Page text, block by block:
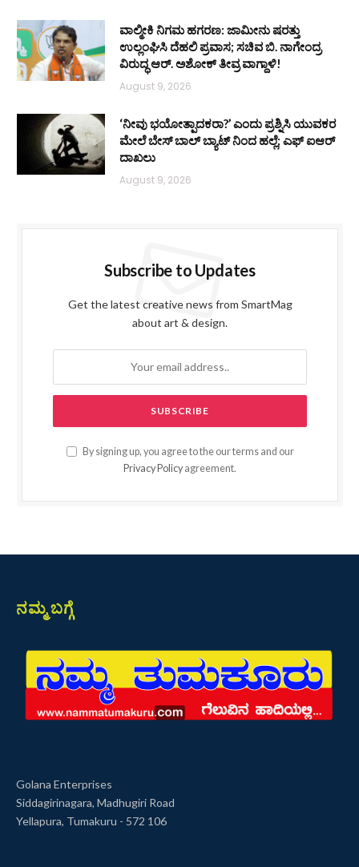
ವಾಲ್ಮೀಕಿ ನಿಗಮ ಹಗರಣ: ಜಾಮೀನು ಷರತ್ತು
ಉಲ್ಲಂಘಿಸಿ ದೆಹಲಿ ಪ್ರವಾಸ; ಸಚಿವ ಬಿ. ನಾಗೇಂದ್ರ
ವಿರುದ್ಧ ಆರ್. ಅಶೋಕ್ ತೀವ್ರ ವಾಗ್ದಾಳಿ!
August 9, 2026
‘ನೀವು ಭಯೋತ್ಪಾದಕರಾ?’ ಎಂದು ಪ್ರಶ್ನಿಸಿ ಯುವಕರ
ಮೇಲೆ ಬೇಸ್‌ ಬಾಲ್ ಬ್ಯಾಟ್‌ ನಿಂದ ಹಲ್ಲೆ; ಎಫ್‌ ಐಆರ್
ದಾಖಲು
August 9, 2026
Subscribe to Updates
Get the latest creative news from SmartMag
about art & design.
By signing up, you agree to the our terms and our
Privacy Policy agreement.
ನಮ್ಮ ಬಗ್ಗೆ
Golana Enterprises
Siddagirinagara, Madhugiri Road
Yellapura, Tumakuru - 572 106